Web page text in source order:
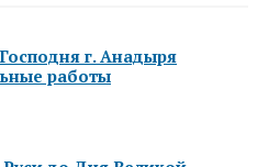
г. Анадыря
работы